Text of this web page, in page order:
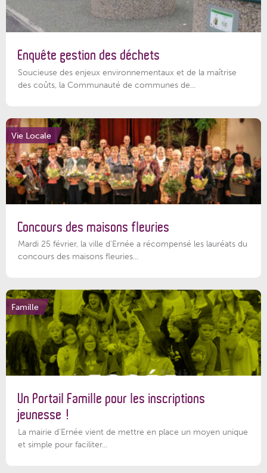
Enquête gestion des déchets
Soucieuse des enjeux environnementaux et de la maîtrise
des coûts, la Communauté de communes de...
Vie Locale
Concours des maisons fleuries
Mardi 25 février, la ville d'Ernée a récompensé les lauréats du
concours des maisons fleuries...
Famille
Un Portail Famille pour les inscriptions
jeunesse !
La mairie d’Ernée vient de mettre en place un moyen unique
et simple pour faciliter...